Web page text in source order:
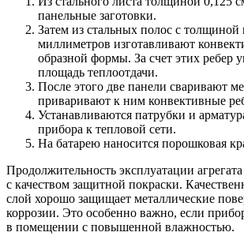
панельные заготовки.
Затем из стальных полос с толщиной
миллиметров изготавливают
образной формы. За счет этих ребер
площадь теплоотдачи.
После этого две панели сваривают
приваривают к ним конвективные
Устанавливаются патрубки и
прибора к тепловой сети.
На батарею наносится порошковая
Продолжительность эксплуатации
с качеством защитной покраски.
слой хорошо защищает металлические
коррозии. Это особенно важно, если
в помещении с повышенной влажностью.